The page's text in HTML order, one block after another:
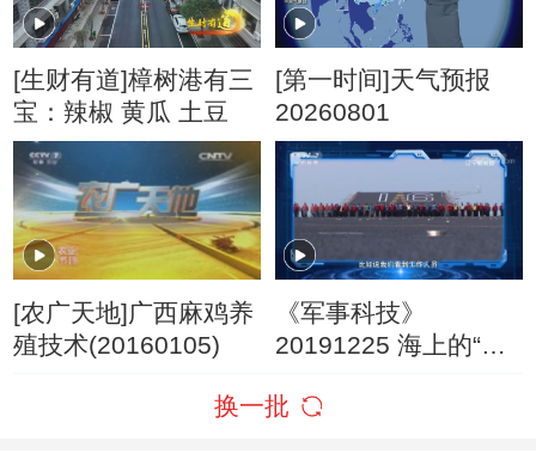
[生财有道]樟树港有三
宝：辣椒 黄瓜 土豆
[第一时间]天气预报
20260801
[农广天地]广西麻鸡养
殖技术(20160105)
《军事科技》
20191225 海上的“移
人民解放军海军山东
换一批